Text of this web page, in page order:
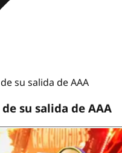
su salida de AAA
su salida de AAA